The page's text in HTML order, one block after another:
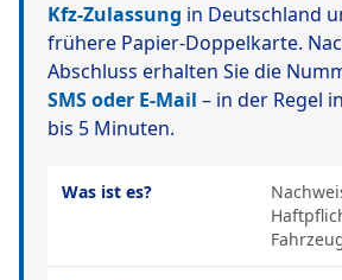
Kfz-Zulassung in Deutschland
frühere Papier-Doppelkarte.
Abschluss erhalten Sie die
SMS oder E-Mail – in der Regel
bis 5 Minuten.
Was ist es?